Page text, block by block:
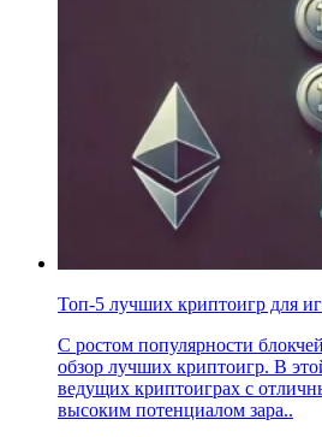
Топ-5 лучших криптоигр для
С ростом популярности
обзор лучших криптоигр. В
ведущих криптоиграх с
высоким потенциалом зара..